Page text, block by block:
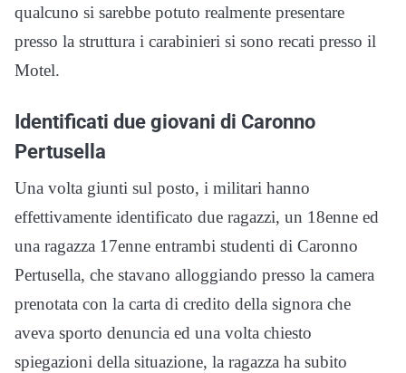
qualcuno si sarebbe potuto realmente presentare
presso la struttura i carabinieri si sono recati presso il
Motel.
Identificati due giovani di Caronno
Pertusella
Una volta giunti sul posto, i militari hanno
effettivamente identificato due ragazzi, un 18enne ed
una ragazza 17enne entrambi studenti di Caronno
Pertusella, che stavano alloggiando presso la camera
prenotata con la carta di credito della signora che
aveva sporto denuncia ed una volta chiesto
spiegazioni della situazione, la ragazza ha subito